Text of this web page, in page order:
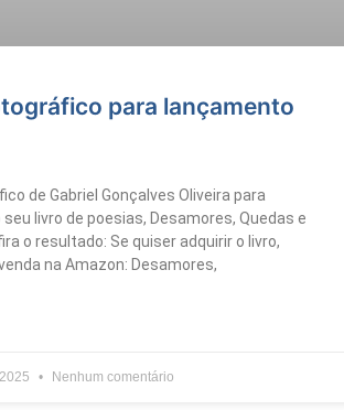
para lançamento
de Gabriel Gonçalves Oliveira para
livro de poesias, Desamores, Quedas e
o resultado: Se quiser adquirir o livro,
na Amazon: Desamores,
Nenhum comentário